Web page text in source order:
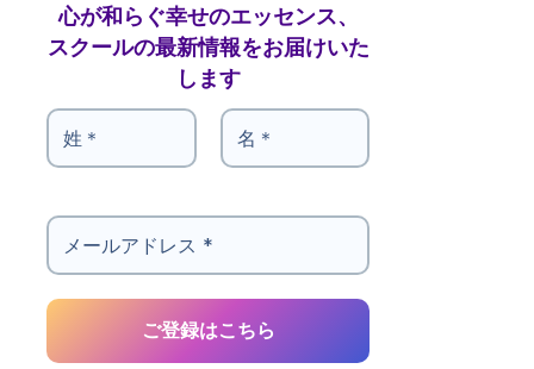
心が和らぐ幸せのエッセンス、
スクールの最新情報をお届けいた
します